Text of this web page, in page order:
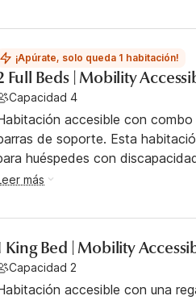
¡Apúrate, solo queda 1 habitación!
Full Beds | Mobility
Capacidad 4
accesible con
de soporte. Esta
huéspedes con
más
King Bed | Mobility
Capacidad 2
accesible con una